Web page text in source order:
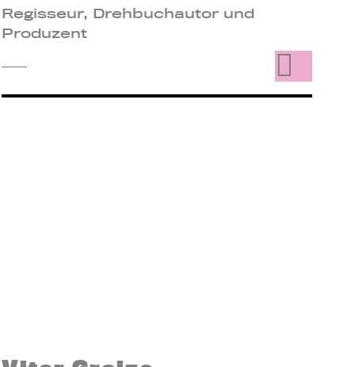
Regisseur, Drehbuchautor und
Produzent